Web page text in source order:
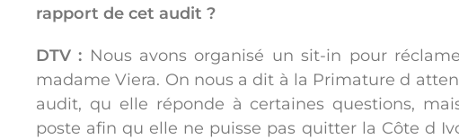
rapport de cet audit ?
DTV : Nous avons organisé un sit-in pour
madame Viera. On nous a dit à la Primature d
audit, qu elle réponde à certaines questions,
poste afin qu elle ne puisse pas quitter la Côte d